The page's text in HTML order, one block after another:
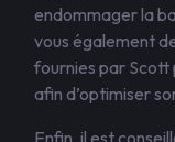
endommager la
vous également
fournies par
afin d’optimiser
Enfin, il est